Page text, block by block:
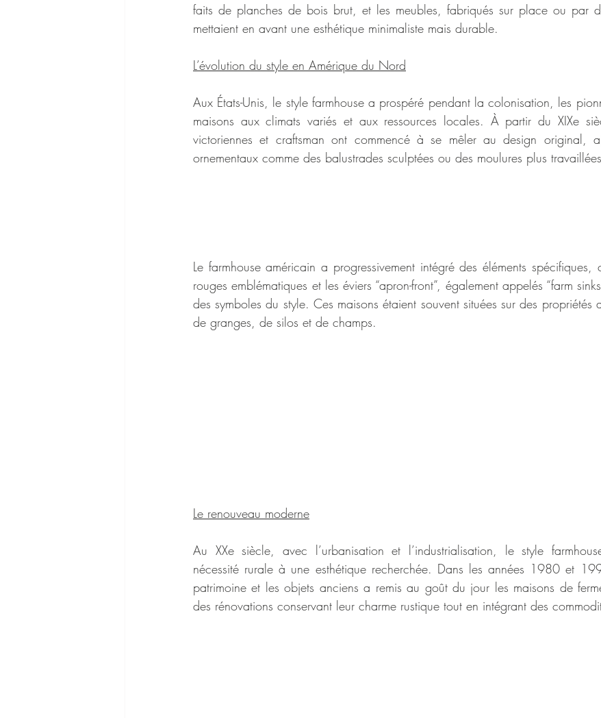
faits de planches de bois brut, et les meubles, fabriqués sur place ou par
mettaient en avant une esthétique minimaliste mais durable.
L’évolution du style en Amérique du Nord
Aux États-Unis, le style farmhouse a prospéré pendant la colonisation, les
maisons aux climats variés et aux ressources locales. À partir du XIXe
victoriennes et craftsman ont commencé à se mêler au design original,
ornementaux comme des balustrades sculptées ou des moulures plus
Le farmhouse américain a progressivement intégré des éléments spécifiques,
rouges emblématiques et les éviers “apron-front”, également appelés “farm
des symboles du style. Ces maisons étaient souvent situées sur des propriétés
de granges, de silos et de champs.
Le renouveau moderne
Au XXe siècle, avec l’urbanisation et l’industrialisation, le style
nécessité rurale à une esthétique recherchée. Dans les années 1980 et
patrimoine et les objets anciens a remis au goût du jour les maisons de
des rénovations conservant leur charme rustique tout en intégrant des